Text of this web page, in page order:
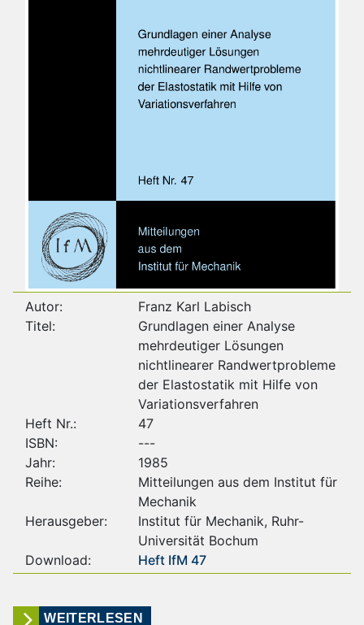
Autor:
Franz Karl Labisch
Titel:
Grundlagen einer Analyse
mehrdeutiger Lösungen
nichtlinearer Randwertprobleme
der Elastostatik mit Hilfe von
Variationsverfahren
Heft Nr.:
47
ISBN:
---
Jahr:
1985
Reihe:
Mitteilungen aus dem Institut für
Mechanik
Herausgeber:
Institut für Mechanik, Ruhr-
Universität Bochum
Download:
Heft IfM 47
WEITERLESEN